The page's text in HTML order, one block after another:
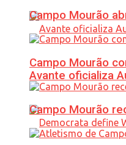
Avante oficializa
Campo Mourão
Campo Mourão
Campo Mourão